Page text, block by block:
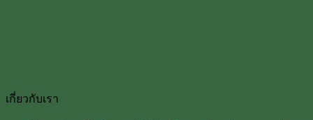
เกี่ยวกับเรา